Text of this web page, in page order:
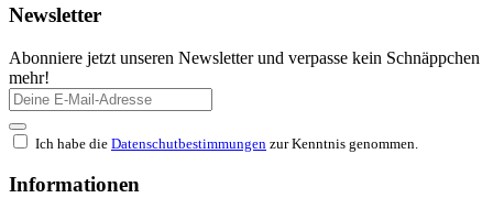
Newsletter
Abonniere jetzt unseren Newsletter und verpasse kein Schnäppchen
mehr!
Ich habe die Datenschutbestimmungen zur Kenntnis genommen.
Informationen